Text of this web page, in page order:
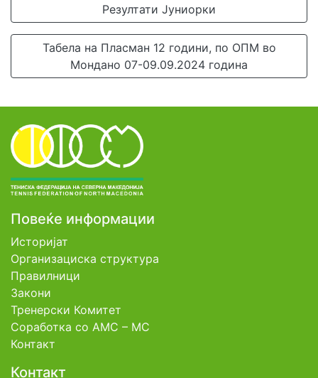
Резултати Јуниорки
Табела на Пласман 12 години, по ОПМ во
Мондано 07-09.09.2024 година
Повеќе информации
Историјат
Организациска структура
Правилници
Закони
Тренерски Комитет
Соработка со АМС – МС
Контакт
Контакт